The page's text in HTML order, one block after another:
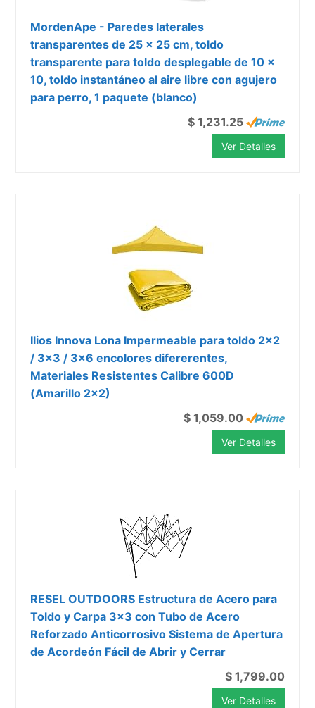
MordenApe - Paredes laterales
transparentes de 25 x 25 cm, toldo
transparente para toldo desplegable de 10 x
10, toldo instantáneo al aire libre con agujero
para perro, 1 paquete (blanco)
$ 1,231.25
Ver Detalles
Ilios Innova Lona Impermeable para toldo 2x2
/ 3x3 / 3x6 encolores difererentes,
Materiales Resistentes Calibre 600D
(Amarillo 2x2)
$ 1,059.00
Ver Detalles
RESEL OUTDOORS Estructura de Acero para
Toldo y Carpa 3x3 con Tubo de Acero
Reforzado Anticorrosivo Sistema de Apertura
de Acordeón Fácil de Abrir y Cerrar
$ 1,799.00
Ver Detalles